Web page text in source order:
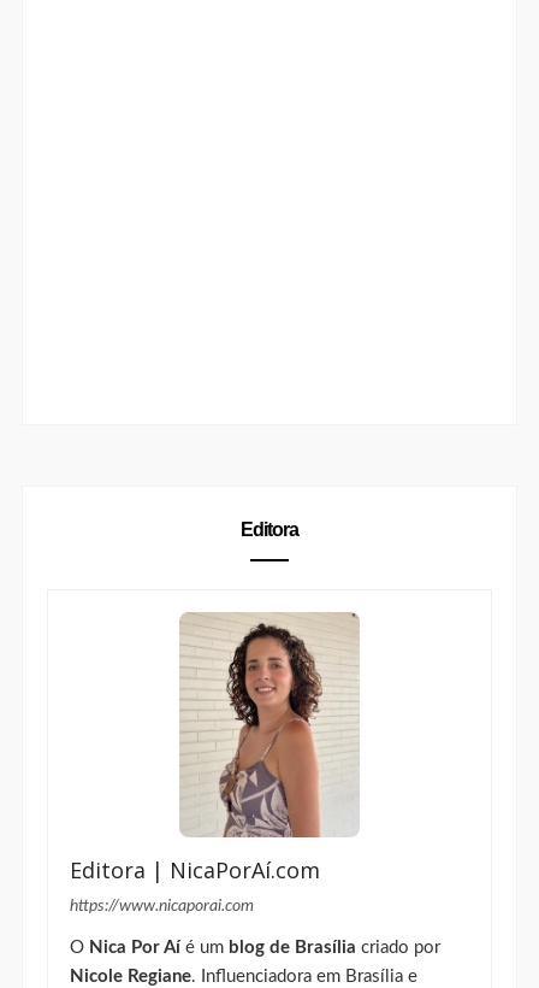
Editora
Editora | NicaPorAí.com
https://www.nicaporai.com
O Nica Por Aíé um blog de Brasília criado por
Nicole Regiane. Influenciadora em Brasília e